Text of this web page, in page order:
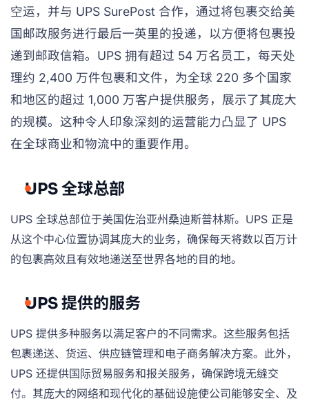
空运，并与 UPS SurePost 合作，通过将包裹交给美
国邮政服务进行最后一英里的投递，以方便将包裹投
递到邮政信箱。UPS 拥有超过 54 万名员工，每天处
理约 2,400 万件包裹和文件，为全球 220 多个国家
和地区的超过 1,000 万客户提供服务，展示了其庞大
的规模。这种令人印象深刻的运营能力凸显了 UPS
在全球商业和物流中的重要作用。
UPS 全球总部
UPS 全球总部位于美国佐治亚州桑迪斯普林斯。UPS 正是
从这个中心位置协调其庞大的业务，确保每天将数以百万计
的包裹高效且有效地递送至世界各地的目的地。
UPS 提供的服务
UPS 提供多种服务以满足客户的不同需求。这些服务包括
包裹递送、货运、供应链管理和电子商务解决方案。此外，
UPS 还提供国际贸易服务和报关服务，确保跨境无缝交
付。其庞大的网络和现代化的基础设施使公司能够安全、及